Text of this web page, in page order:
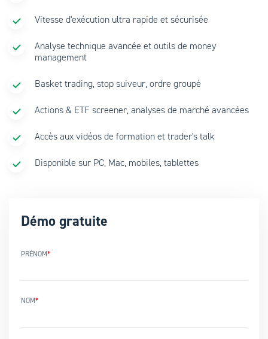
Vitesse d'exécution ultra rapide et sécurisée
Analyse technique avancée et outils de money
management
Basket trading, stop suiveur, ordre groupé
Actions & ETF screener, analyses de marché avancées
Accès aux vidéos de formation et trader's talk
Disponible sur PC, Mac, mobiles, tablettes
Démo gratuite
PRÉNOM*
NOM*